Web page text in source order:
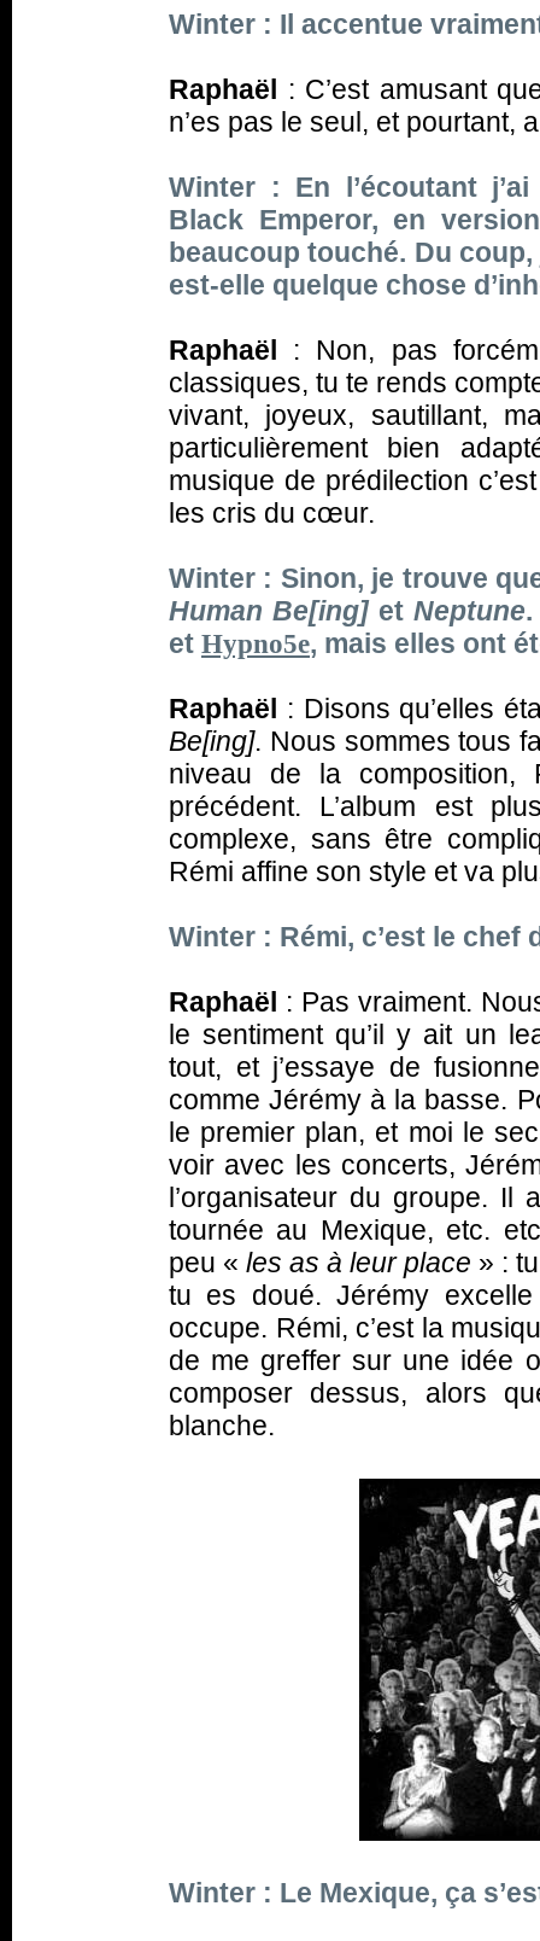
Winter : Il accentue
Raphaël : C’est amusant
n’es pas le seul, et pourtant,
Winter : En l’écoutant
Black Emperor, en
beaucoup touché. Du
est-elle quelque chose
Raphaël : Non, pas
classiques, tu te rends
vivant, joyeux, sautillant,
particulièrement bien
musique de prédilection
les cris du cœur.
Winter : Sinon, je trouve
Human Be[ing]et Neptune
et Hypno5e, mais elles ont
Raphaël : Disons qu’elles
Be[ing]. Nous sommes tous
niveau de la composition,
précédent. L’album est
complexe, sans être
Rémi affine son style et va
Winter : Rémi, c’est le chef
Raphaël : Pas vraiment.
le sentiment qu’il y ait un
tout, et j’essaye de
comme Jérémy à la basse.
le premier plan, et moi le
voir avec les concerts,
l’organisateur du groupe. Il
tournée au Mexique, etc.
peu « les as à leur place » :
tu es doué. Jérémy excelle
occupe. Rémi, c’est la
de me greffer sur une idée
composer dessus, alors
blanche.
Winter : Le Mexique, ça